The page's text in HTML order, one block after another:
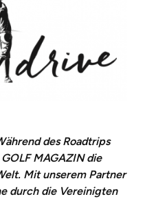
des Roadtrips
MAGAZIN die
Mit unserem Partner
durch die Vereinigten